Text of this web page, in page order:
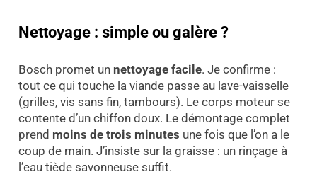
Nettoyage : simple ou galère ?
Bosch promet un nettoyage facile. Je confirme :
tout ce qui touche la viande passe au lave-vaisselle
(grilles, vis sans fin, tambours). Le corps moteur se
contente d’un chiffon doux. Le démontage complet
prend moins de trois minutes une fois que l’on a le
coup de main. J’insiste sur la graisse : un rinçage à
l’eau tiède savonneuse suffit.